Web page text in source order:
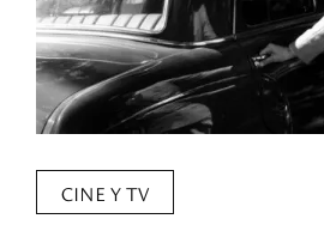
CINE Y TV